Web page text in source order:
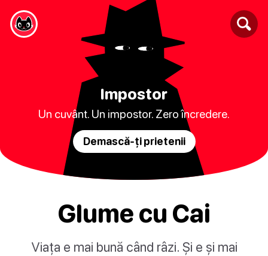
Impostor
Un cuvânt. Un impostor. Zero încredere.
Demască-ți prietenii
Glume cu Cai
Viața e mai bună când râzi. Și e și mai